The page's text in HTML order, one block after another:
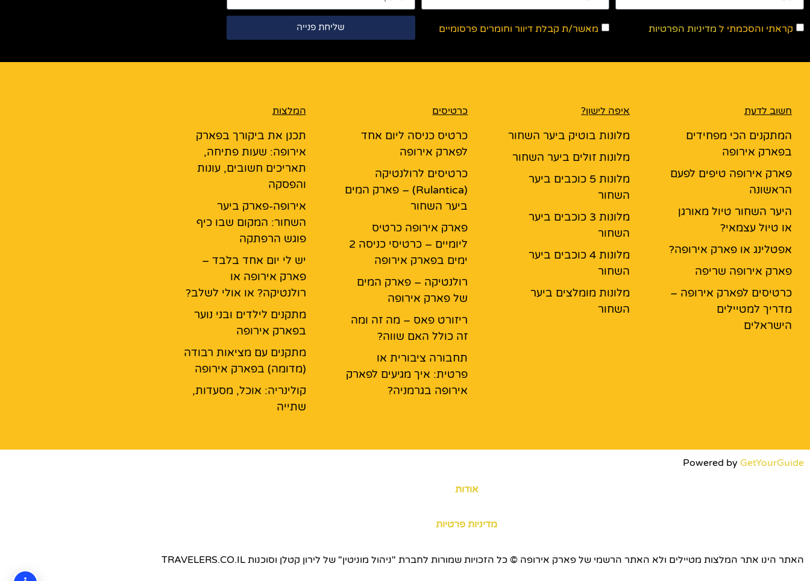
קראתי והסכמתי ל מדיניות הפרטיות מאשר/ת קבלת דיוור וחומרים פרסומיים שליחת פנייה
חשוב לדעת
המתקנים הכי מפחידים
בפארק אירופה
פארק אירופה טיפים לפעם
הראשונה
היער השחור טיול מאורגן
או טיול עצמאי?
אפטלינג או פארק אירופה?
פארק אירופה שריפה
כרטיסים לפארק אירופה –
מדריך למטיילים
הישראלים
איפה לישון?
מלונות בוטיק ביער השחור
מלונות זולים ביער השחור
מלונות 5 כוכבים ביער
השחור
מלונות 3 כוכבים ביער
השחור
מלונות 4 כוכבים ביער
השחור
מלונות מומלצים ביער
השחור
כרטיסים
כרטיס כניסה ליום אחד
לפארק אירופה
כרטיסים לרולנטיקה
(Rulantica) – פארק המים
ביער השחור
פארק אירופה כרטיס
ליומיים – כרטיסי כניסה 2
ימים בפארק אירופה
רולנטיקה – פארק המים
של פארק אירופה
ריזורט פאס – מה זה ומה
זה כולל האם שווה?
תחבורה ציבורית או
פרטית: איך מגיעים לפארק
אירופה בגרמניה?
המלצות
תכנן את ביקורך בפארק
אירופה: שעות פתיחה,
תאריכים חשובים, עונות
והפסקה
אירופה-פארק ביער
השחור: המקום שבו כיף
פוגש הרפתקה
יש לי יום אחד בלבד –
פארק אירופה או
רולנטיקה? או אולי לשלב?
מתקנים לילדים ובני נוער
בפארק אירופה
מתקנים עם מציאות רבודה
(מדומה) בפארק אירופה
קולינריה: אוכל, מסעדות,
שתייה
Powered by GetYourGuide
אודות
מדיניות פרטיות
האתר הינו אתר המלצות מטיילים ולא האתר הרשמי של פארק אירופה © כל הזכויות שמורות לחברת "ניהול מוניטין" של לירון קטלן וסוכנות TRAVELERS.CO.IL